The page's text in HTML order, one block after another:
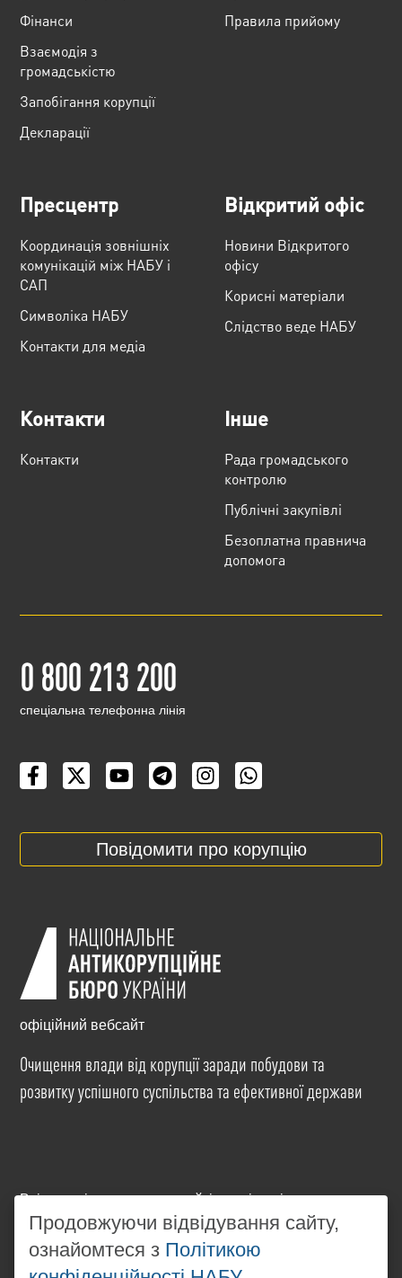
Фінанси
Взаємодія з
громадськістю
Запобігання корупції
Декларації
Правила прийому
Пресцентр
Координація зовнішніх
комунікацій між НАБУ і
САП
Cимволіка НАБУ
Контакти для медіа
Відкритий офіс
Новини Відкритого
офісу
Корисні матеріали
Слідство веде НАБУ
Контакти
Контакти
Інше
Рада громадського
контролю
Публічні закупівлі
Безоплатна правнича
допомога
0 800 213 200
cпеціальна телефонна лінія
Повідомити про корупцію
офіційний вебсайт
Очищення влади від корупції заради побудови та
розвитку успішного суспільства та ефективної держави
Всі матеріали на цьому сайті розміщені на умовах
ліцензіїCreative Commons Attribution-NonCommercial-
NoDerivatives 4.0 International. Використання будь-
яких матеріалів, розміщених на сайті, дозволяється
Продовжуючи відвідування сайту,
ознайомтеся з Політикою